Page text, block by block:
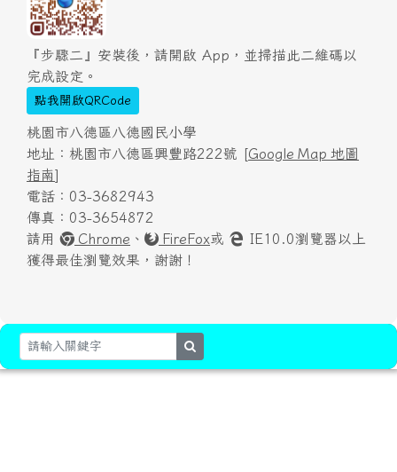
『步驟二』安裝後，請開啟 App，並掃描此二維碼以
完成設定。
點我開啟QRCode
桃園市八德區八德國民小學
地址：桃園市八德區興豐路222號 [Google Map 地圖
指南]
電話：03-3682943
傳真：03-3654872
請用
Chrome 、 FireFox或
IE10.0瀏覽器以上
獲得最佳瀏覽效果，謝謝！